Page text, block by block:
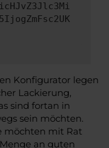
Konfigurator legen
Lackierung,
sind fortan in
sein möchten.
möchten mit Rat
an guten